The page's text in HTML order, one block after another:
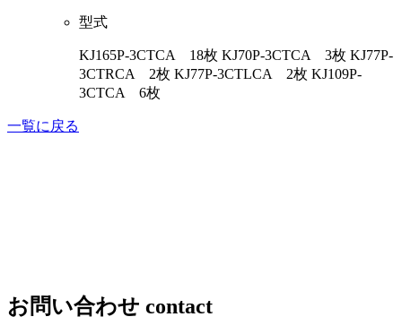
型式
KJ165P-3CTCA 18枚 KJ70P-3CTCA 3枚 KJ77P-
3CTRCA 2枚 KJ77P-3CTLCA 2枚 KJ109P-
3CTCA 6枚
一覧に戻る
お問い合わせ contact